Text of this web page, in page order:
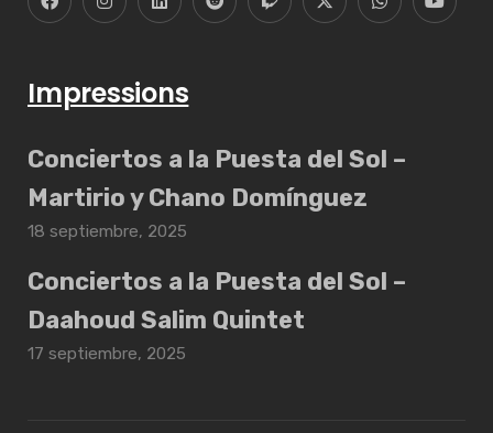
Impressions
Conciertos a la Puesta del Sol –
Martirio y Chano Domínguez
18 septiembre, 2025
Conciertos a la Puesta del Sol –
Daahoud Salim Quintet
17 septiembre, 2025